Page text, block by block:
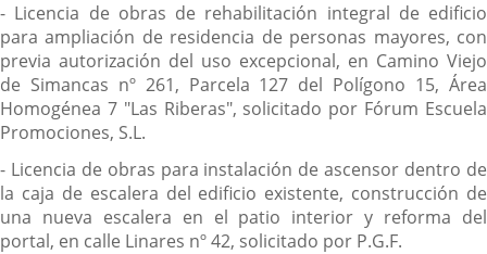
- Licencia de obras de rehabilitación integral de edificio
para ampliación de residencia de personas mayores, con
previa autorización del uso excepcional, en Camino Viejo
de Simancas nº 261, Parcela 127 del Polígono 15, Área
Homogénea 7 "Las Riberas", solicitado por Fórum Escuela
Promociones, S.L.
- Licencia de obras para instalación de ascensor dentro de
la caja de escalera del edificio existente, construcción de
una nueva escalera en el patio interior y reforma del
portal, en calle Linares nº 42, solicitado por P.G.F.